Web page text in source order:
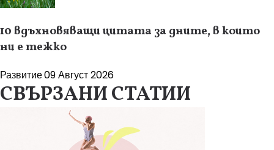
10 вдъхновяващи цитата за дните, в които
ни е тежко
Развитие09 Август 2026
СВЪРЗАНИ СТАТИИ